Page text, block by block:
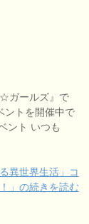
ガールズ』で
ントを開催中で
ント いつも
異世界生活」コ
」の続きを読む